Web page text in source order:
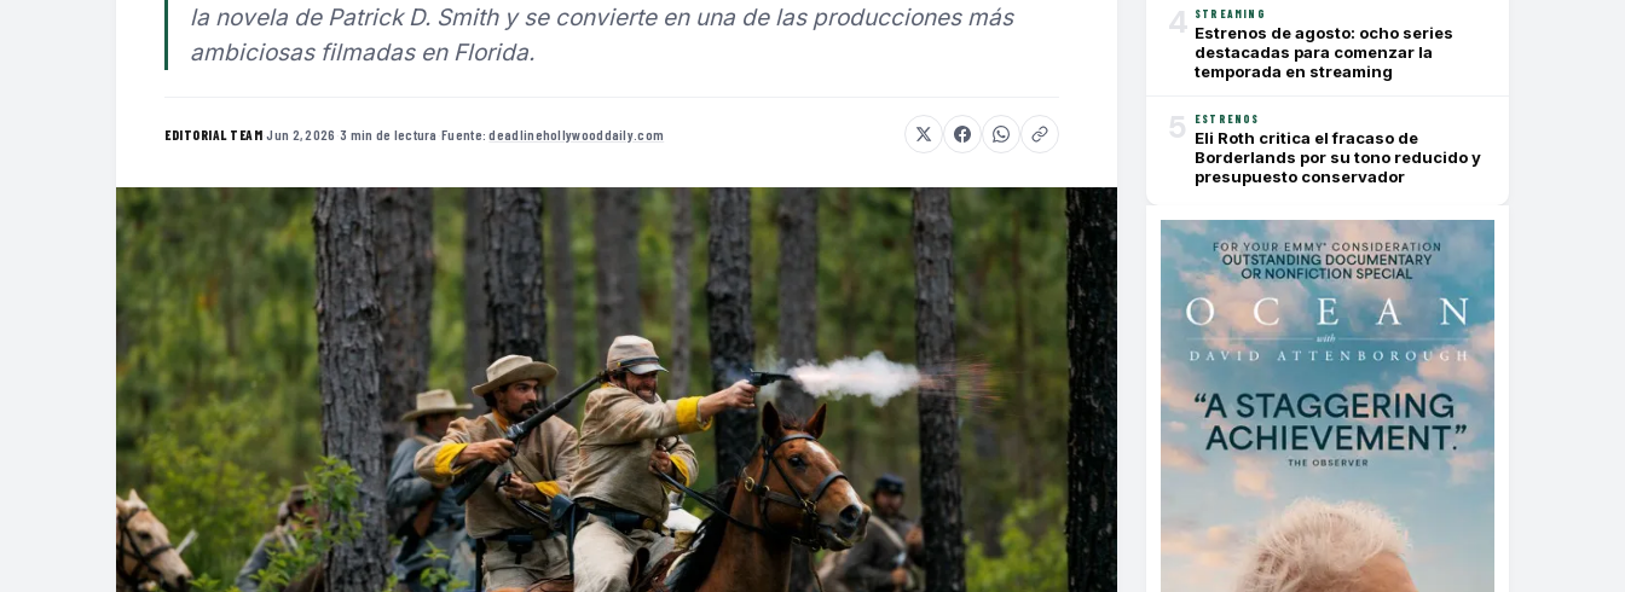
la novela de Patrick D. Smith y se convierte en una de las producciones más
ambiciosas filmadas en Florida.
EDITORIAL TEAM·Jun 2, 2026 ·3 min de lectura ·Fuente:deadlinehollywooddaily.com
4 STREAMING
Estrenos de agosto: ocho series
destacadas para comenzar la
temporada en streaming
5 ESTRENOS
Eli Roth critica el fracaso de
Borderlands por su tono reducido y
presupuesto conservador